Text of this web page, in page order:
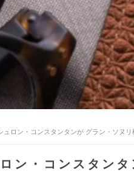
ュロン・コンスタンタンが グラン・ソヌ
ン・コンスタン